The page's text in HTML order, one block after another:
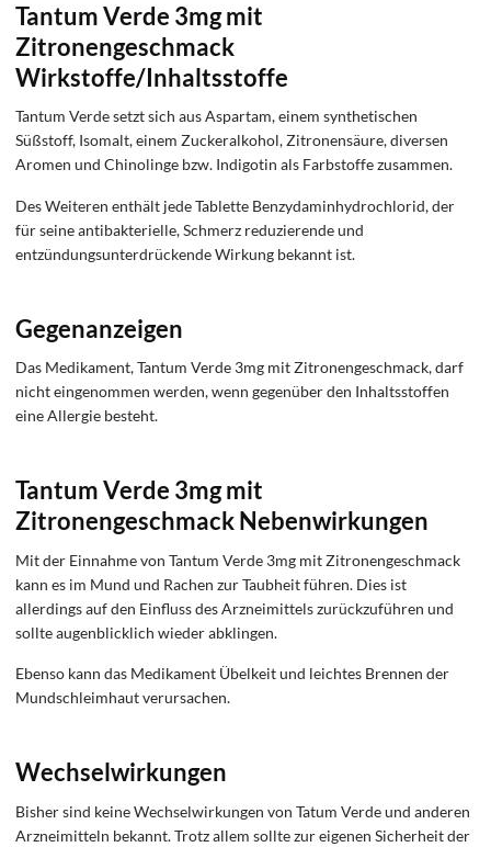
Tantum Verde 3mg mit
Zitronengeschmack
Wirkstoffe/Inhaltsstoffe
Tantum Verde setzt sich aus Aspartam, einem synthetischen
Süßstoff, Isomalt, einem Zuckeralkohol, Zitronensäure, diversen
Aromen und Chinolinge bzw. Indigotin als Farbstoffe zusammen.
Des Weiteren enthält jede Tablette Benzydaminhydrochlorid, der
für seine antibakterielle, Schmerz reduzierende und
entzündungsunterdrückende Wirkung bekannt ist.
Gegenanzeigen
Das Medikament, Tantum Verde 3mg mit Zitronengeschmack, darf
nicht eingenommen werden, wenn gegenüber den Inhaltsstoffen
eine Allergie besteht.
Tantum Verde 3mg mit
Zitronengeschmack Nebenwirkungen
Mit der Einnahme von Tantum Verde 3mg mit Zitronengeschmack
kann es im Mund und Rachen zur Taubheit führen. Dies ist
allerdings auf den Einfluss des Arzneimittels zurückzuführen und
sollte augenblicklich wieder abklingen.
Ebenso kann das Medikament Übelkeit und leichtes Brennen der
Mundschleimhaut verursachen.
Wechselwirkungen
Bisher sind keine Wechselwirkungen von Tatum Verde und anderen
Arzneimitteln bekannt. Trotz allem sollte zur eigenen Sicherheit der